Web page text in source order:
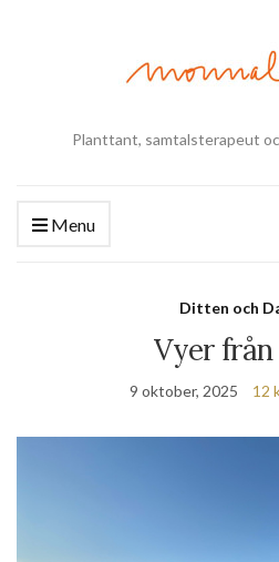
Planttant, samtalsterapeut
Menu
Ditten och
Vyer från
9 oktober, 2025 12